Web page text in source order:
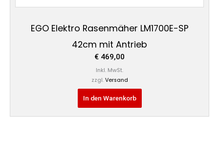
EGO Elektro Rasenmäher LM1700E-SP
42cm mit Antrieb
€ 469,00
Inkl. MwSt.
zzgl. Versand
In den Warenkorb